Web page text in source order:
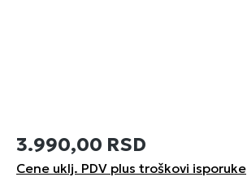
3.990,00 RSD
Cene uklj. PDV plus troškovi isporuke